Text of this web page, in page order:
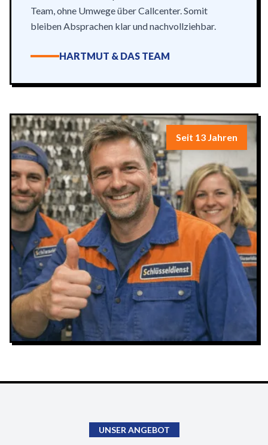
Team, ohne Umwege über Callcenter. Somit
bleiben Absprachen klar und nachvollziehbar.
HARTMUT & DAS TEAM
Seit 13 Jahren
UNSER ANGEBOT